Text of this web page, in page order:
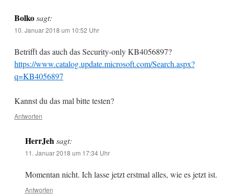
Bolko sagt:
10. Januar 2018 um 10:52 Uhr
Betrifft das auch das Security-only KB4056897?
https://www.catalog.update.microsoft.com/Search.aspx?
q=KB4056897
Kannst du das mal bitte testen?
Antworten
HerrJeh sagt:
11. Januar 2018 um 17:34 Uhr
Momentan nicht. Ich lasse jetzt erstmal alles, wie es jetzt ist.
Antworten